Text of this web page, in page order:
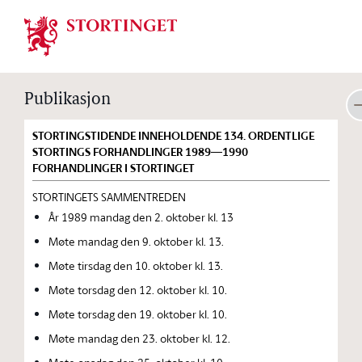
Stortinget.no
Publikasjon
STORTINGSTIDENDE INNEHOLDENDE 134. ORDENTLIGE
STORTINGS FORHANDLINGER 1989—1990
FORHANDLINGER I STORTINGET
STORTINGETS SAMMENTREDEN
År 1989 mandag den 2. oktober kl. 13
Møte mandag den 9. oktober kl. 13.
Møte tirsdag den 10. oktober kl. 13.
Møte torsdag den 12. oktober kl. 10.
Møte torsdag den 19. oktober kl. 10.
Møte mandag den 23. oktober kl. 12.